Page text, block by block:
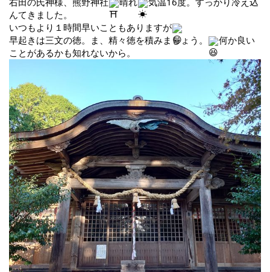
んてきました。
いつもより１時間早いこともありますが
早起きは三文の徳。ま、精々徳を積みましょう。
何か良い
ことがあるかも知れないから。